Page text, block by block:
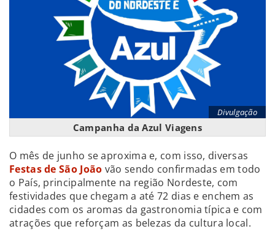
Divulgação
Campanha da Azul Viagens
O mês de junho se aproxima e, com isso, diversas
Festas de São João vão sendo confirmadas em todo
o País, principalmente na região Nordeste, com
festividades que chegam a até 72 dias e enchem as
cidades com os aromas da gastronomia típica e com
atrações que reforçam as belezas da cultura local.